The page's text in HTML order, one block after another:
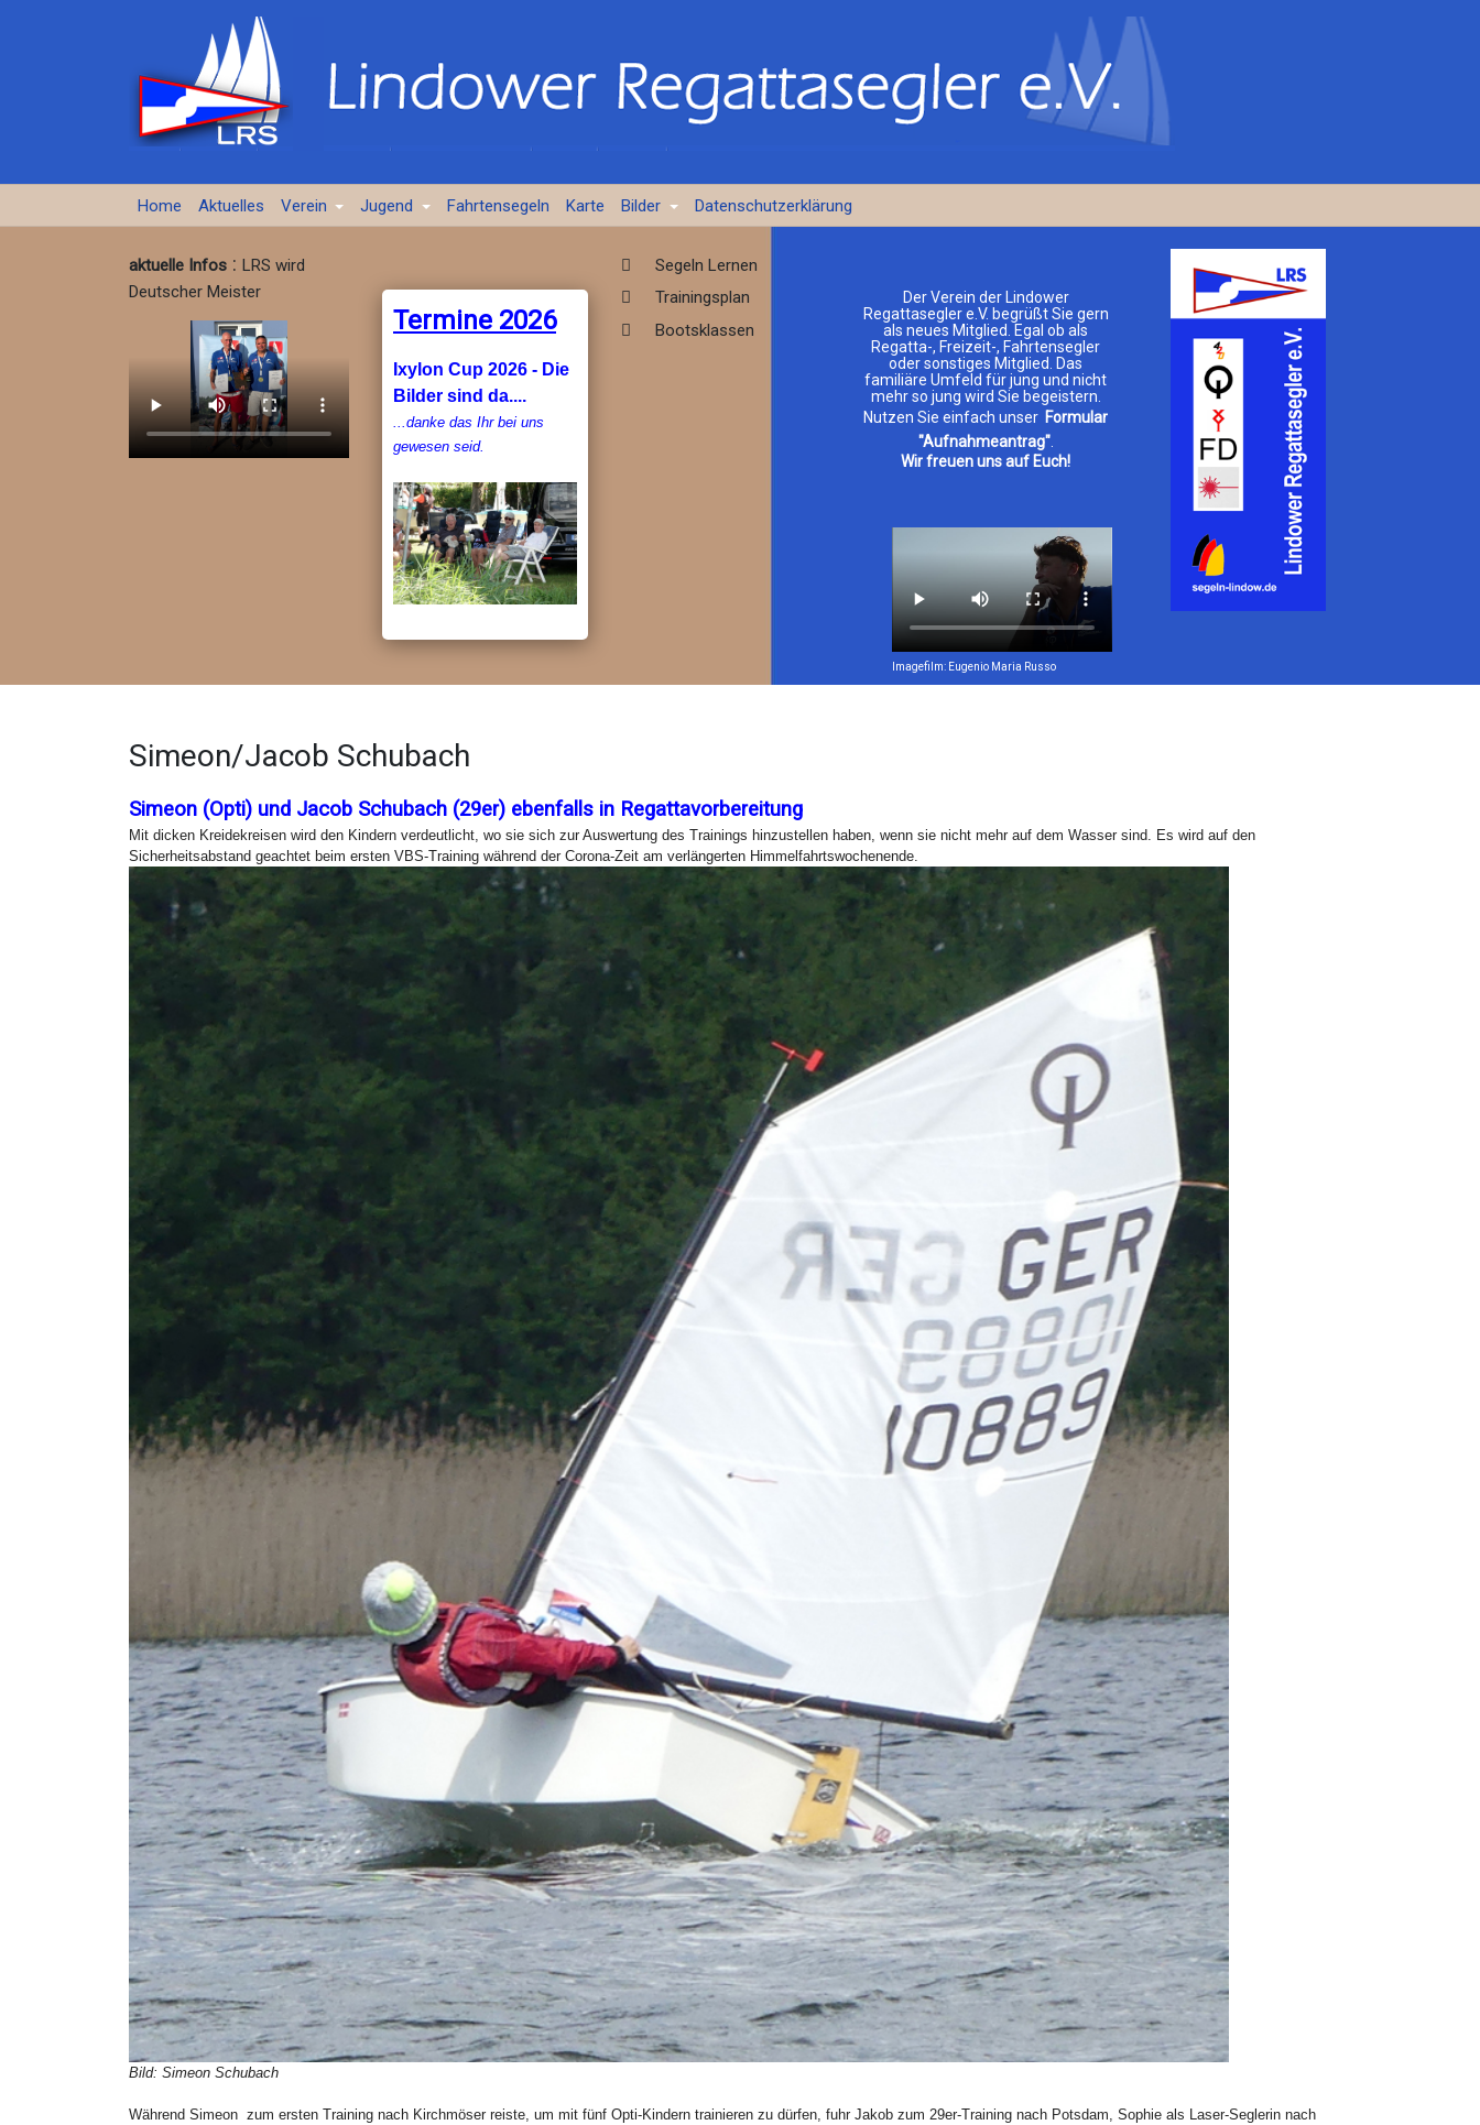
Home Aktuelles Verein Jugend Fahrtensegeln Karte Bilder Datenschutzerklärung
aktuelle Infos : LRS wird
Deutscher Meister
Termine 2026
Ixylon Cup 2026 - Die
Bilder sind da....
...danke das Ihr bei uns
gewesen seid.
Segeln Lernen
Trainingsplan
Bootsklassen
Der Verein der Lindower
Regattasegler e.V. begrüßt Sie gern
als neues Mitglied. Egal ob als
Regatta-, Freizeit-, Fahrtensegler
oder sonstiges Mitglied. Das
familiäre Umfeld für jung und nicht
mehr so jung wird Sie begeistern.
Nutzen Sie einfach unser Formular
"Aufnahmeantrag".
Wir freuen uns auf Euch!
Imagefilm: Eugenio Maria Russo
Simeon/Jacob Schubach
Simeon (Opti) und Jacob Schubach (29er) ebenfalls in Regattavorbereitung
Mit dicken Kreidekreisen wird den Kindern verdeutlicht, wo sie sich zur Auswertung des Trainings hinzustellen haben, wenn sie nicht mehr auf dem Wasser sind. Es wird auf den
Sicherheitsabstand geachtet beim ersten VBS-Training während der Corona-Zeit am verlängerten Himmelfahrtswochenende.
Bild: Simeon Schubach
Während Simeon zum ersten Training nach Kirchmöser reiste, um mit fünf Opti-Kindern trainieren zu dürfen, fuhr Jakob zum 29er-Training nach Potsdam, Sophie als Laser-Seglerin nach